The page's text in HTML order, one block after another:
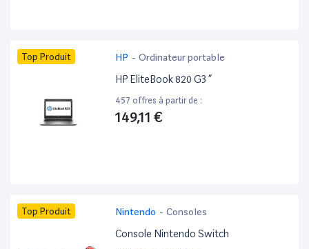
Top Produit HP - Ordinateur portable
HP EliteBook 820 G3 ”
457 offres à partir de :
149,11 €
Top Produit Nintendo - Consoles
Console Nintendo Switch